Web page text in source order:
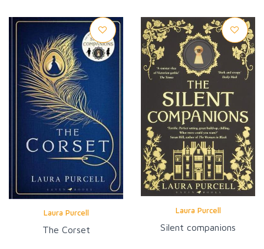
Laura Purcell
The Corset
Laura Purcell
Silent companions